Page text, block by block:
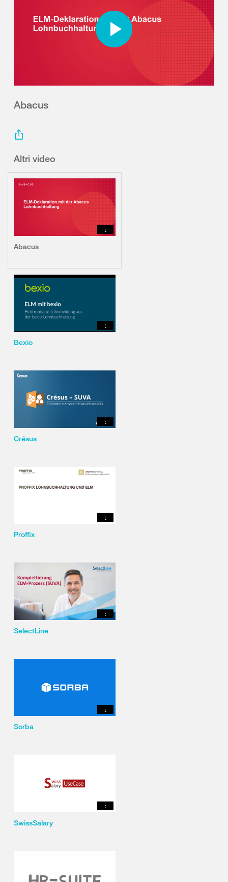
Abacus
Altri video
:
Abacus
:
Bexio
:
Crésus
:
Proffix
:
SelectLine
:
Sorba
:
SwissSalary